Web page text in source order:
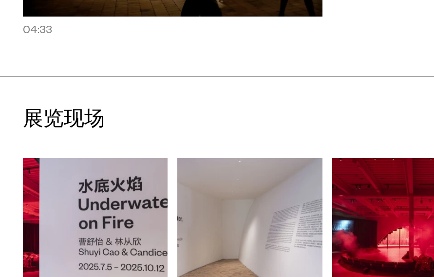
由此将创作延伸至更为普世的层面。受兰斯顿·休斯1938年诗作《殉难少年》
添加的陶土小构件仿佛为安抚“铁之恶魔”而置的供品。
界魂灵（铁衔尾蛇）》上方，以编织文字直指人类对自然资源永不餍足的渴
均以昔日珍贵的靛蓝染料上色，体现了林从欣对物质欲望驱动人类文明进程的
关注，这种欲望常伴随暴力与动荡。正如钴、锂等自古用于陶瓷制作的矿物，
邻窗而置的《日时》（2022）延续自林从欣十年前的声音装置作品《终极哲
学沉思录（论证一种共同进化、自发衍生、寄生的未来之可能性》。此前的作
品探讨了人类与其他物种的联结或将促使我们重新审视自己的身体，新作《日
时》同样呈现了多个旋转铜盘及其倒影，但通过探讨地质、宇宙与神话等更宏
大的时间尺度，进一步消解人类中心主义。铜盘上蚀刻有神话生物与古老符
号，部分源自艺术家近似自动绘画的创作过程，部分则明确指涉特定的时间认
知体系，如暗喻全球贸易网络与资本主义时代的图案，以及令人联想到古代计
04:33
展览现场